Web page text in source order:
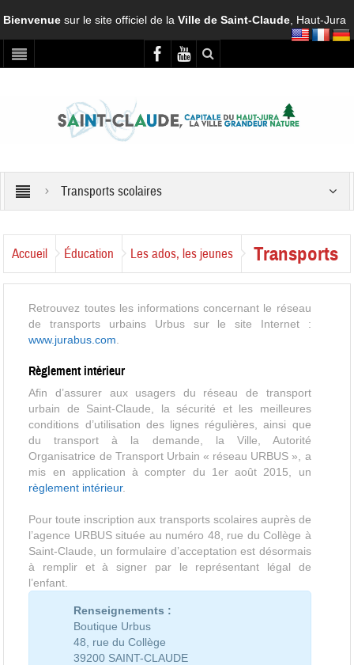
Bienvenuesur le site officiel de laVille de Saint-Claude , Haut-Jura
Transports scolaires
Accueil Éducation Les ados, les jeunes
Transports
scolaires
Retrouvez toutes les informations concernant le réseau
de transports urbains Urbus sur le site Internet :
www.jurabus.com
Règlement intérieur
Afin d’assurer aux usagers du réseau de transport
urbain de Saint-Claude, la sécurité et les meilleures
conditions d’utilisation des lignes régulières, ainsi que
du transport à la demande, la Ville, Autorité
Organisatrice de Transport Urbain « réseau URBUS », a
mis en application à compter du 1er août 2015, un
règlement intérieur.
Pour toute inscription aux transports scolaires auprès de
l’agence URBUS située au numéro 48, rue du Collège à
Saint-Claude, un formulaire d’acceptation est désormais
à remplir et à signer par le représentant légal de
l’enfant.
Renseignements :
Boutique Urbus
48, rue du Collège
39200 SAINT-CLAUDE